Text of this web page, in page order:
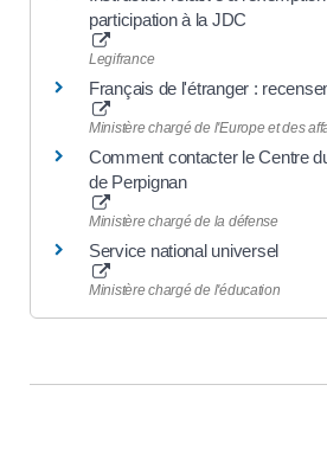
participation à la JDC
Legifrance
Français de l'étranger :
Ministère chargé de l'Europe et des
Comment contacter le Centre
de Perpignan
Ministère chargé de la défense
Service national universel
Ministère chargé de l'éducation